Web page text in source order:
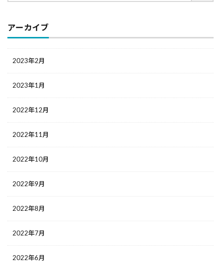
アーカイブ
2023年2月
2023年1月
2022年12月
2022年11月
2022年10月
2022年9月
2022年8月
2022年7月
2022年6月